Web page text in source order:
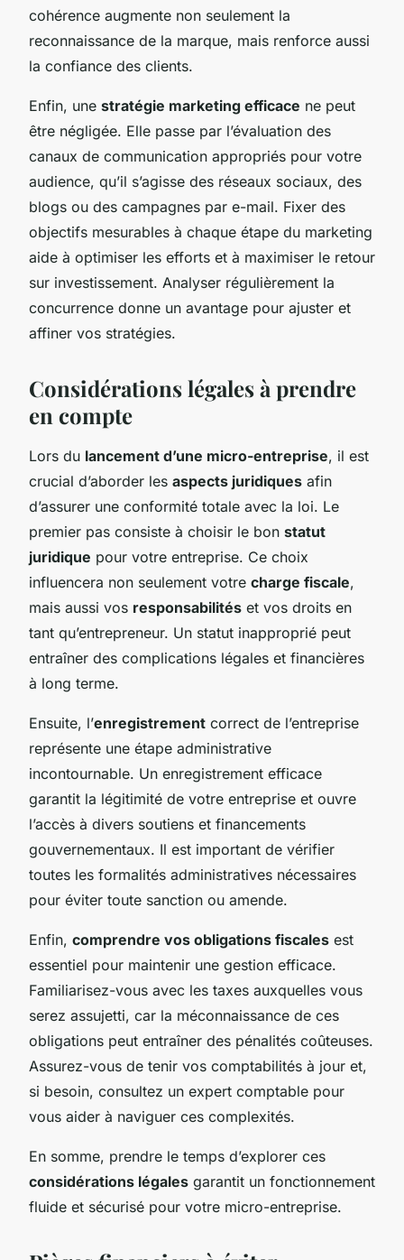
cohérence augmente non seulement la
reconnaissance de la marque, mais renforce aussi
la confiance des clients.
Enfin, une stratégie marketing efficace ne peut
être négligée. Elle passe par l’évaluation des
canaux de communication appropriés pour votre
audience, qu’il s’agisse des réseaux sociaux, des
blogs ou des campagnes par e-mail. Fixer des
objectifs mesurables à chaque étape du marketing
aide à optimiser les efforts et à maximiser le retour
sur investissement. Analyser régulièrement la
concurrence donne un avantage pour ajuster et
affiner vos stratégies.
Considérations légales à prendre
en compte
Lors du lancement d’une micro-entreprise, il est
crucial d’aborder les aspects juridiques afin
d’assurer une conformité totale avec la loi. Le
premier pas consiste à choisir le bon statut
juridique pour votre entreprise. Ce choix
influencera non seulement votre charge fiscale,
mais aussi vos responsabilités et vos droits en
tant qu’entrepreneur. Un statut inapproprié peut
entraîner des complications légales et financières
à long terme.
Ensuite, l’enregistrement correct de l’entreprise
représente une étape administrative
incontournable. Un enregistrement efficace
garantit la légitimité de votre entreprise et ouvre
l’accès à divers soutiens et financements
gouvernementaux. Il est important de vérifier
toutes les formalités administratives nécessaires
pour éviter toute sanction ou amende.
Enfin, comprendre vos obligations fiscales est
essentiel pour maintenir une gestion efficace.
Familiarisez-vous avec les taxes auxquelles vous
serez assujetti, car la méconnaissance de ces
obligations peut entraîner des pénalités coûteuses.
Assurez-vous de tenir vos comptabilités à jour et,
si besoin, consultez un expert comptable pour
vous aider à naviguer ces complexités.
En somme, prendre le temps d’explorer ces
considérations légales garantit un fonctionnement
fluide et sécurisé pour votre micro-entreprise.